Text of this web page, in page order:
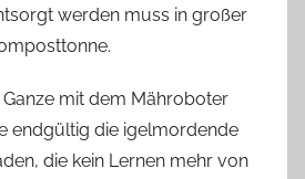
werden muss in großer
mit dem Mähroboter
endgültig die igelmordende
die kein Lernen mehr von